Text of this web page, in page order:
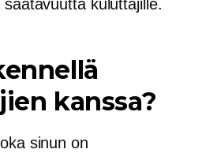
kuluttajille.
kanssa?
sinun on